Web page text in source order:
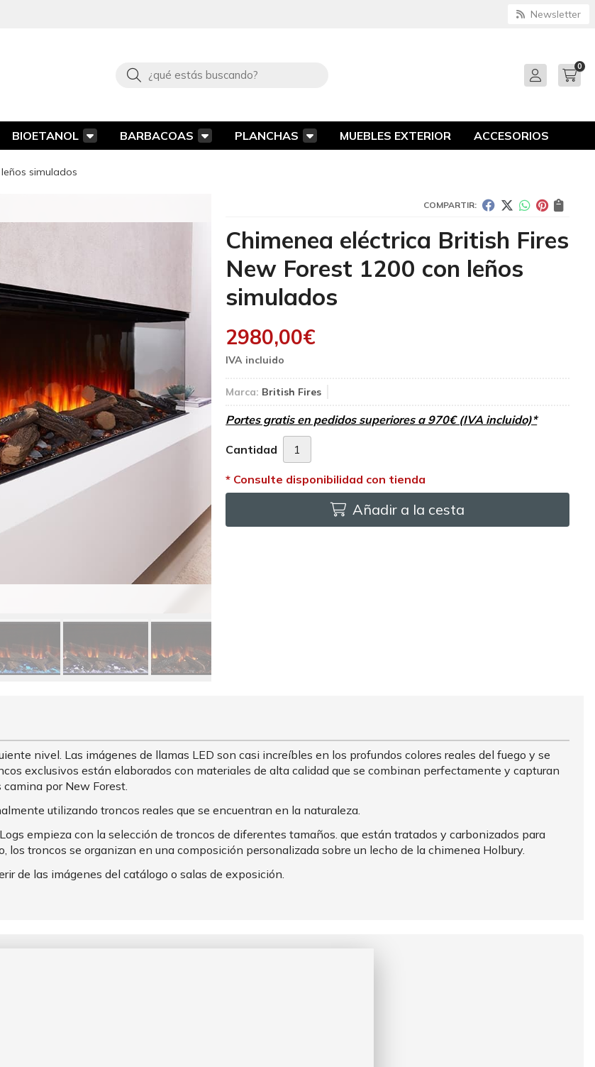
Newsletter
Buscar 0
BIOETANOL BARBACOAS PLANCHAS MUEBLES EXTERIOR ACCESORIOS
simulados
COMPARTIR:
Chimenea eléctrica British Fires
New Forest 1200 con leños
simulados
2980,00€
Marca: British Fires
Portes gratis en pedidos superiores a 970€ (IVA incluido)*
Cantidad
Añadir a la cesta
nivel. Las imágenes de llamas LED son casi increíbles en los profundos colores reales del fuego y se
exclusivos están elaborados con materiales de alta calidad que se combinan perfectamente y capturan
por New Forest.
utilizando troncos reales que se encuentran en la naturaleza.
empieza con la selección de troncos de diferentes tamaños. que están tratados y carbonizados para
los troncos se organizan en una composición personalizada sobre un lecho de la chimenea Holbury.
de las imágenes del catálogo o salas de exposición.